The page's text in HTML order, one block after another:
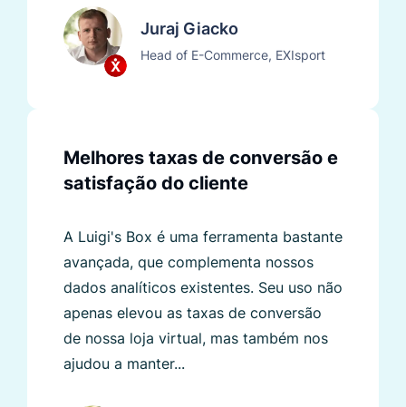
Juraj Giacko
Head of E-Commerce, EXIsport
Melhores taxas de conversão e
satisfação do cliente
A Luigi's Box é uma ferramenta bastante
avançada, que complementa nossos
dados analíticos existentes. Seu uso não
apenas elevou as taxas de conversão
de nossa loja virtual, mas também nos
ajudou a manter...